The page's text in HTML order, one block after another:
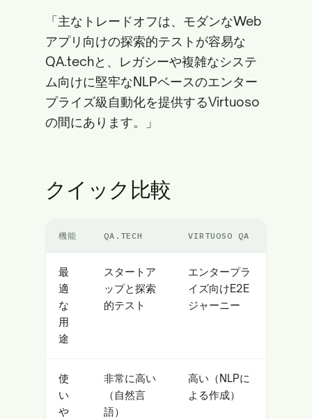
「主なトレードオフは、モダンなWeb
アプリ向けの探索的テストが容易な
QA.techと、レガシーや複雑なシステ
ム向けに堅牢なNLPベースのエンター
プライズ級自動化を提供するVirtuoso
の間にあります。」
クイック比較
機能 QA.TECH VIRTUOSO QA
最
適
な
用
途
スタートア
ップと探索
的テスト
エンタープラ
イズ向けE2E
ジャーニー
使
い
や
非常に高い
（自然言
語）
高い（NLPに
よる作成）